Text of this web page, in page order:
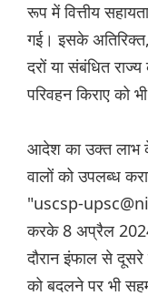
रूप में वित्तीय
गई। इसके अतिरिक्त,
दरों या संबंधित
परिवहन किराए को
आदेश का उक्त लाभ
वालों को उपलब्ध
"uscsp-
करके 8 अप्रैल
दौरान इंफाल से दूसरे
को बदलने पर भी